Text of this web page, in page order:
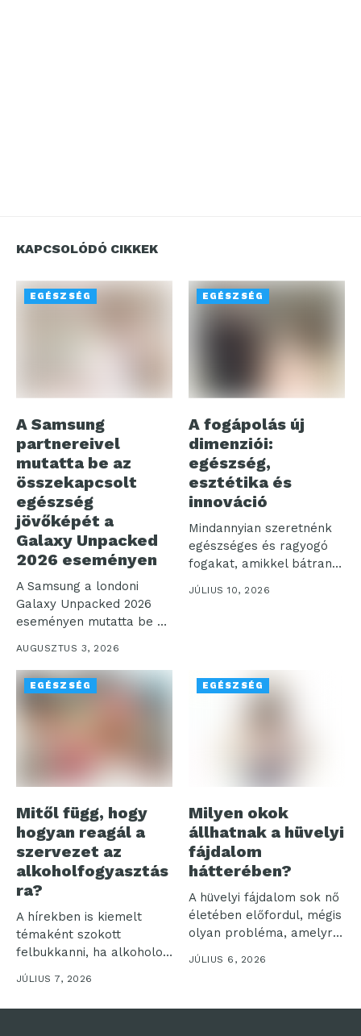
KAPCSOLÓDÓ CIKKEK
EGÉSZSÉG
A Samsung
partnereivel
mutatta be az
összekapcsolt
egészség
jövőképét a
Galaxy Unpacked
2026 eseményen
A Samsung a londoni
Galaxy Unpacked 2026
eseményen mutatta be a
AUGUSZTUS 3, 2026
EGÉSZSÉG
A fogápolás új
dimenziói:
egészség,
esztétika és
innováció
Mindannyian szeretnénk
egészséges és ragyogó
fogakat, amikkel bátran
mosolyoghatunk a világra.
JÚLIUS 10, 2026
EGÉSZSÉG
Mitől függ, hogy
hogyan reagál a
szervezet az
alkoholfogyasztás
ra?
A hírekben is kiemelt
témaként szokott
felbukkanni, ha alkoholos
befolyásoltság
következtében történik...
JÚLIUS 7, 2026
EGÉSZSÉG
Milyen okok
állhatnak a hüvelyi
fájdalom
hátterében?
A hüvelyi fájdalom sok nő
életében előfordul, mégis
olyan probléma, amelyről
sokan...
JÚLIUS 6, 2026